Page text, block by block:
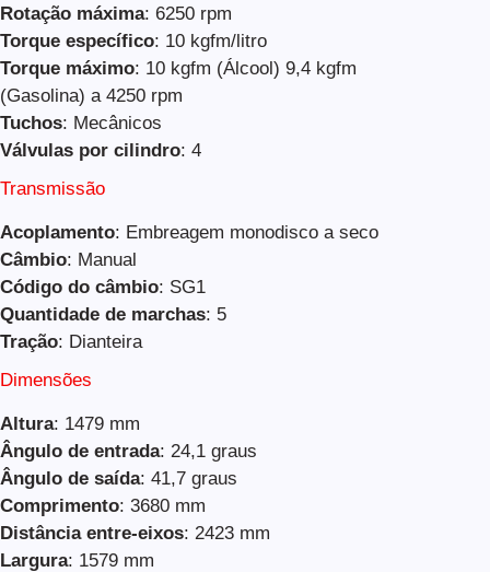
Rotação máxima: 6250 rpm
Torque específico: 10 kgfm/litro
Torque máximo: 10 kgfm (Álcool) 9,4 kgfm
(Gasolina) a 4250 rpm
Tuchos: Mecânicos
Válvulas por cilindro: 4
Transmissão
Acoplamento: Embreagem monodisco a seco
Câmbio: Manual
Código do câmbio: SG1
Quantidade de marchas: 5
Tração: Dianteira
Dimensões
Altura: 1479 mm
Ângulo de entrada: 24,1 graus
Ângulo de saída: 41,7 graus
Comprimento: 3680 mm
Distância entre-eixos: 2423 mm
Largura: 1579 mm